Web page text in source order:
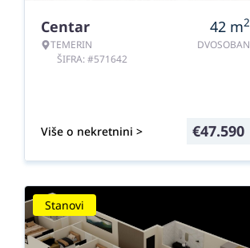
Centar
TEMERIN
ŠIFRA: #571642
42 m2
DVOSOBAN
Više o nekretnini > €47.590
Stanovi